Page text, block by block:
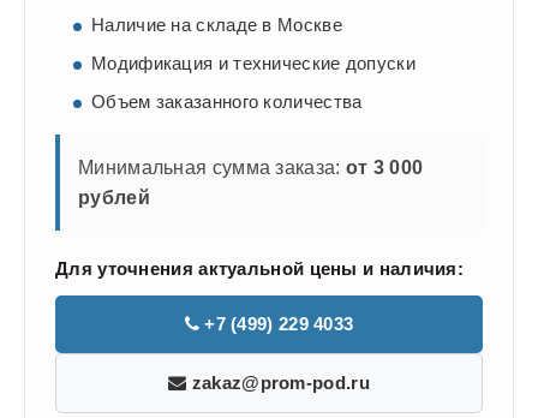
Наличие на складе в Москве
Модификация и технические допуски
Объем заказанного количества
Минимальная сумма заказа: от 3 000
рублей
Для уточнения актуальной цены и наличия:
+7 (499) 229 4033
zakaz@prom-pod.ru